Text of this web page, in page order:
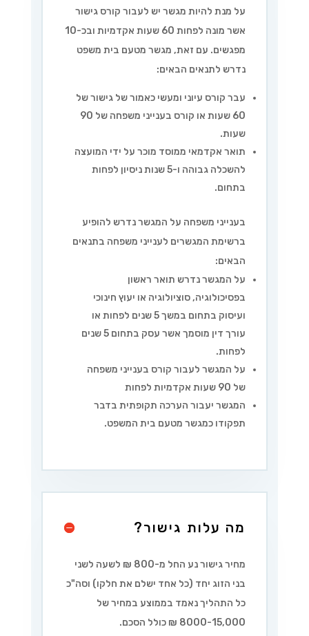
על מנת להיות מגשר יש לעבור קורס גישור
אשר מונה לפחות 60 שעות אקדמיות ובכ-10
מפגשים. עם זאת, מגשר מטעם בית משפט
נדרש לתנאים הבאים:
עבר קורס עיוני ומעשי כאמור של גישור של
60 שעות או קורס בענייני משפחה של 90
שעות.
תואר אקדמאי ממוסד מוכר על ידי המועצה
להשכלה גבוהה ו-5 שנות ניסיון לפחות
בתחום.
בענייני משפחה על המגשר נדרש להופיע
ברשימת המגשרים לענייני משפחה בתנאים
הבאים:
על המגשר נדרש תואר ראשון
בפסיכולוגיה, סוציולוגיה או יעוץ חינוכי
ועיסוק בתחום במשך 5 שנים לפחות או
עורך דין מוסמך אשר עסק בתחום 5 שנים
לפחות.
על המגשר לעבור קורס בענייני משפחה
של 90 שעות אקדמיות לפחות
המגשר יעבור הערכה תקופתית בדבר
תפקודו כמגשר מטעם בית המשפט.
מה עלות גישור?
מחיר גישור נע החל מ-800 ₪ לשעה לשני
בני הזוג יחד (כל אחד ישלם את חלקו) וסה"כ
כל התהליך נאמד בממוצע במחיר של
8000-15,000 ₪ כולל הסכם.